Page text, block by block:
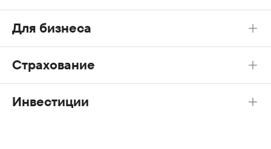
Для бизнеса
Страхование
Инвестиции